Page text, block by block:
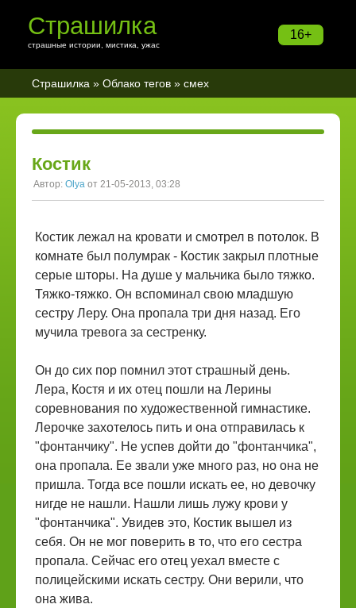
16+
Страшилка
страшные истории, мистика, ужас
Страшилка » Облако тегов » смех
Костик
Автор: Olya от 21-05-2013, 03:28
Костик лежал на кровати и смотрел в потолок. В
комнате был полумрак - Костик закрыл плотные
серые шторы. На душе у мальчика было тяжко.
Тяжко-тяжко. Он вспоминал свою младшую
сестру Леру. Она пропала три дня назад. Его
мучила тревога за сестренку.
Он до сих пор помнил этот страшный день.
Лера, Костя и их отец пошли на Лерины
соревнования по художественной гимнастике.
Лерочке захотелось пить и она отправилась к
"фонтанчику". Не успев дойти до "фонтанчика",
она пропала. Ее звали уже много раз, но она не
пришла. Тогда все пошли искать ее, но девочку
нигде не нашли. Нашли лишь лужу крови у
"фонтанчика". Увидев это, Костик вышел из
себя. Он не мог поверить в то, что его сестра
пропала. Сейчас его отец уехал вместе с
полицейскими искать сестру. Они верили, что
она жива.